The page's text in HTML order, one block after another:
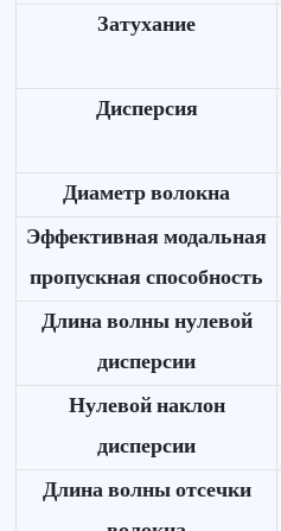
Затухание
Дисперсия
Диаметр волокна
Эффективная модальная
пропускная способность
Длина волны нулевой
дисперсии
Нулевой наклон
дисперсии
Длина волны отсечки